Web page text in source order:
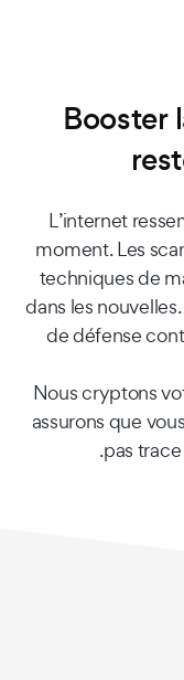
Booster
L’internet
moment. Les
techniques de
dans les
de défense
Nous cryptons
assurons que
pas